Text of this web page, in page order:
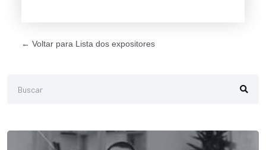
← Voltar para Lista dos expositores